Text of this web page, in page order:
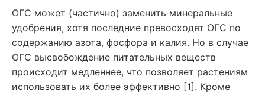
ОГС может (частично) заменить минеральные
удобрения, хотя последние превосходят ОГС по
содержанию азота, фосфора и калия. Но в случае
ОГС высвобождение питательных веществ
происходит медленнее, что позволяет растениям
использовать их более эффективно [1]. Кроме